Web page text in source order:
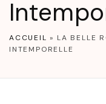
ACCUEIL » LA BELLE
INTEMPORELLE